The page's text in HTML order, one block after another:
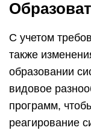
С учетом
также
образовании
видовое
программ,
реагирование